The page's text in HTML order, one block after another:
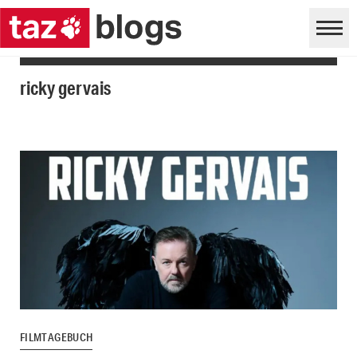
ricky gervais
FILMTAGEBUCH